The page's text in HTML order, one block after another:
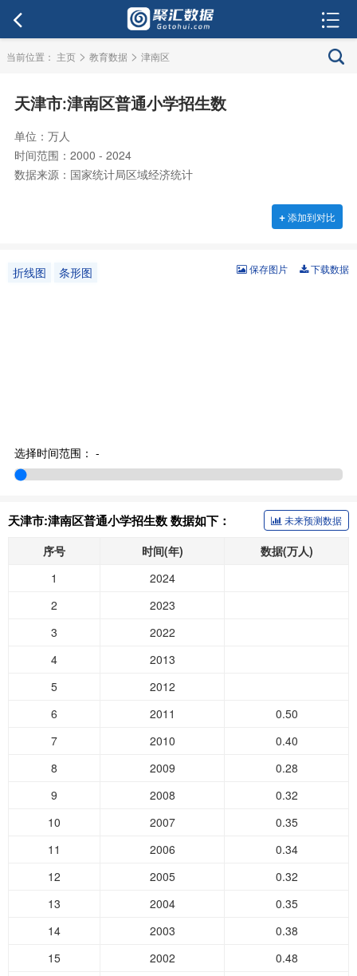
当前位置： 主页 > 教育数据 > 津南区
天津市:津南区普通小学招生数
单位：万人
时间范围：2000 - 2024
数据来源：国家统计局区域经济统计
+添加到对比
折线图 条形图 下载数据
保存图片
选择时间范围： -
天津市:津南区普通小学招生数 数据如下： 未来预测数据
序号 时间(年)
数据(万人)
1
2024
2
2023
3
2022
4
2013
5
2012
6
2011
0.50
7
2010
0.40
8
2009
0.28
9
2008
0.32
10
2007
0.35
11
2006
0.34
12
2005
0.32
13
2004
0.35
14
2003
0.38
15
2002
0.48